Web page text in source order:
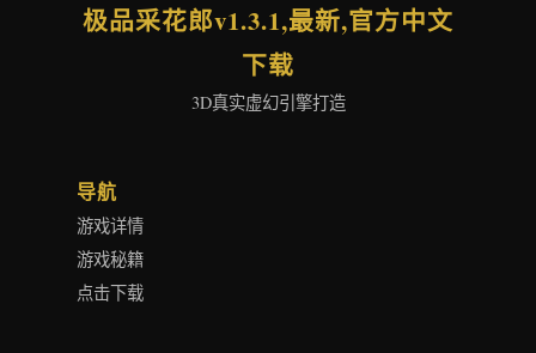
极品采花郎v1.3.1,最新,官方中文
下载
3D真实虚幻引擎打造
导航
游戏详情
游戏秘籍
点击下载